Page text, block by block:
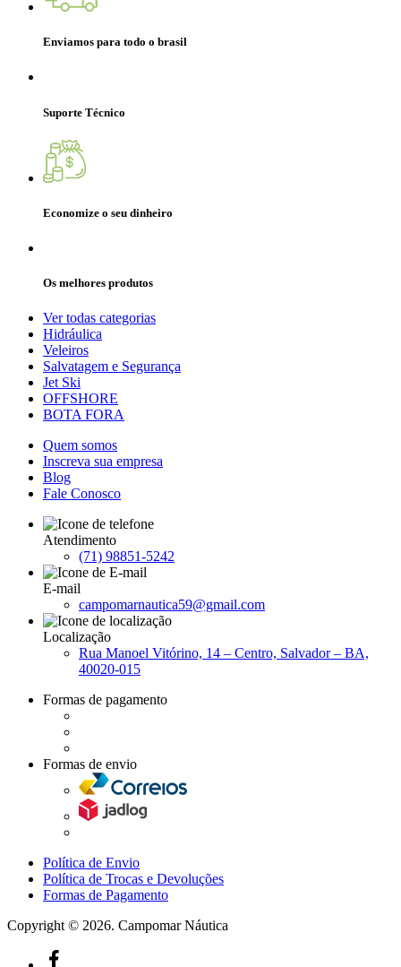
Enviamos para todo o brasil
Suporte Técnico
Economize o seu dinheiro
Os melhores produtos
Ver todas categorias
Hidráulica
Veleiros
Salvatagem e Segurança
Jet Ski
OFFSHORE
BOTA FORA
Quem somos
Inscreva sua empresa
Blog
Fale Conosco
Atendimento
(71) 98851-5242
E-mail
campomarnautica59@gmail.com
Localização
Rua Manoel Vitórino, 14 – Centro, Salvador – BA,
40020-015
Formas de pagamento
Formas de envio
Política de Envio
Política de Trocas e Devoluções
Formas de Pagamento
Copyright © 2026. Campomar Náutica